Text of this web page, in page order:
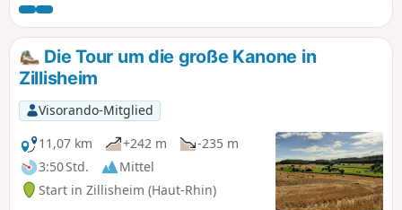
Vosgien markiert sind, empfehle ich Ihnen, zusätzlich zur
Beschreibung die Wegbeschreibung zu nutzen.
Die Tour um die große Kanone in
Zillisheim
Visorando-Mitglied
11,07 km
+242 m
-235 m
3:50 Std.
Mittel
Start in Zillisheim (Haut-Rhin)